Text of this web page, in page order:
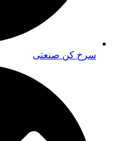
سرخ کن صنعتی